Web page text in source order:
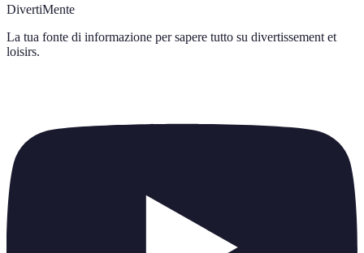
DivertiMente
La tua fonte di informazione per sapere tutto su divertissement et
loisirs.